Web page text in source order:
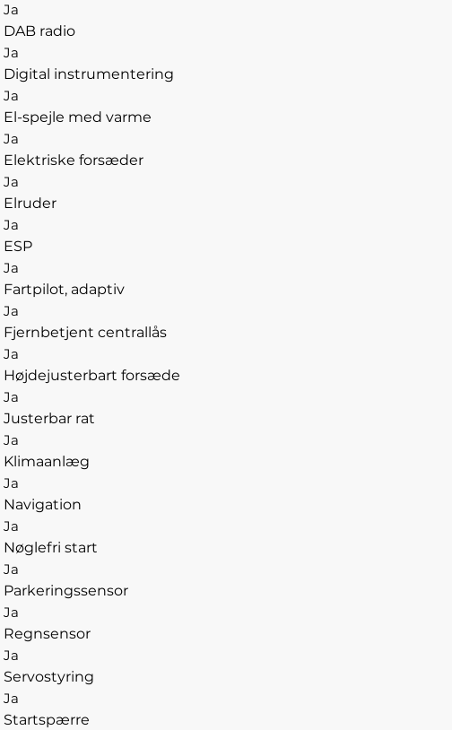
Ja
DAB radio
Ja
Digital instrumentering
Ja
El-spejle med varme
Ja
Elektriske forsæder
Ja
Elruder
Ja
ESP
Ja
Fartpilot, adaptiv
Ja
Fjernbetjent centrallås
Ja
Højdejusterbart forsæde
Ja
Justerbar rat
Ja
Klimaanlæg
Ja
Navigation
Ja
Nøglefri start
Ja
Parkeringssensor
Ja
Regnsensor
Ja
Servostyring
Ja
Startspærre